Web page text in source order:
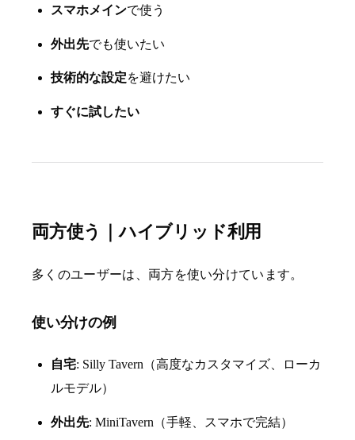
スマホメインで使う
外出先でも使いたい
技術的な設定を避けたい
すぐに試したい
両方使う｜ハイブリッド利用
多くのユーザーは、両方を使い分けています。
使い分けの例
自宅: Silly Tavern（高度なカスタマイズ、ローカ
ルモデル）
外出先: MiniTavern（手軽、スマホで完結）